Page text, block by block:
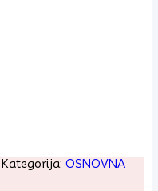
Kategorija: OSNOVNA